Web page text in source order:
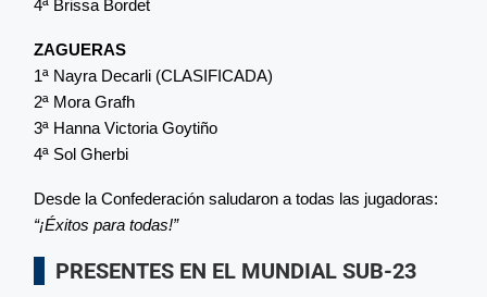
4ª Brissa Bordet
ZAGUERAS
1ª Nayra Decarli (CLASIFICADA)
2ª Mora Grafh
3ª Hanna Victoria Goytiño
4ª Sol Gherbi
Desde la Confederación saludaron a todas las jugadoras:
“¡Éxitos para todas!”
PRESENTES EN EL MUNDIAL SUB-23